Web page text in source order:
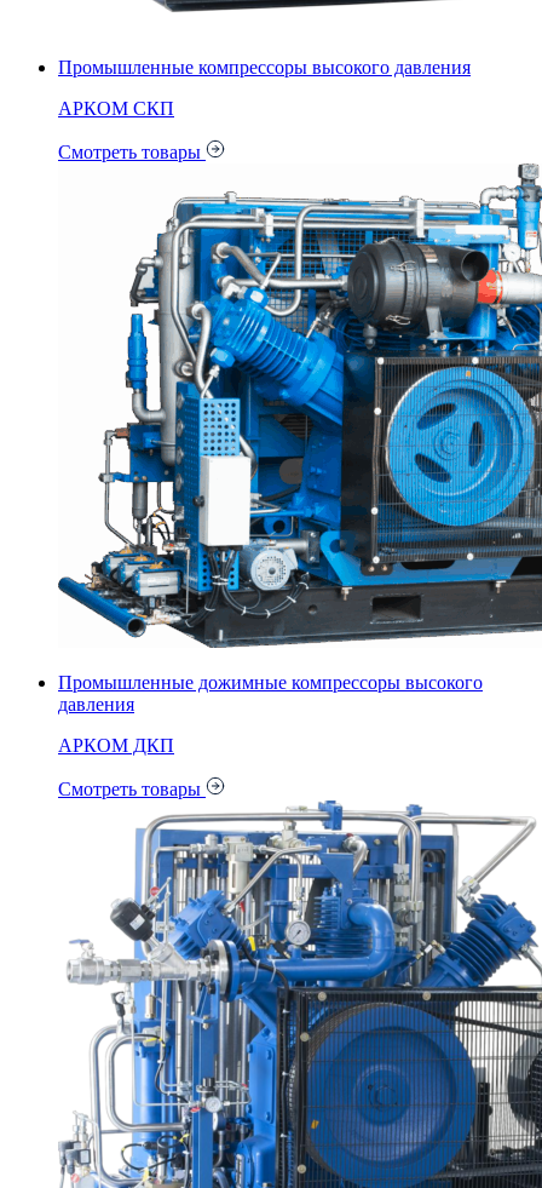
Промышленные компрессоры высокого давления
АРКОМ СКП
Смотреть товары
Промышленные дожимные компрессоры высокого
давления
АРКОМ ДКП
Смотреть товары